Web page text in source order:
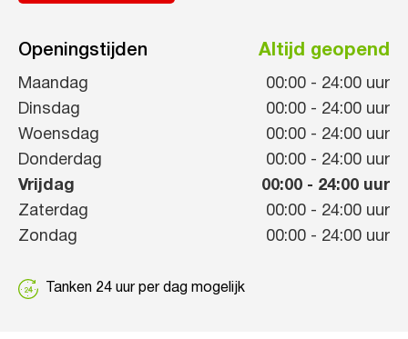
Openingstijden Altijd geopend
Maandag 00:00 - 24:00 uur
Dinsdag
00:00 - 24:00 uur
Woensdag
00:00 - 24:00 uur
Donderdag
00:00 - 24:00 uur
Vrijdag
00:00 - 24:00 uur
Zaterdag
00:00 - 24:00 uur
Zondag
00:00 - 24:00 uur
Tanken 24 uur per dag mogelijk